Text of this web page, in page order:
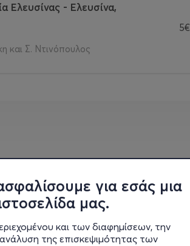
για εσάς μια
μας.
και των διαφημίσεων, την
της επισκεψιμότητας των
Ελευσίνας - Ελευσίνα,
και Σ. Ντινόπουλος
5€